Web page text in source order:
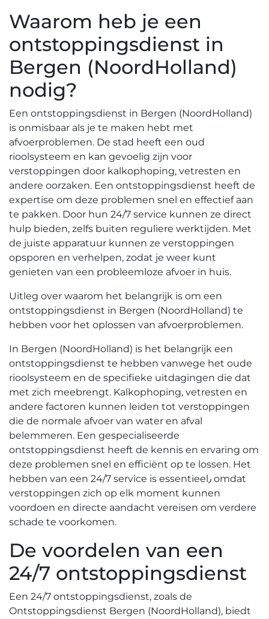
Waarom heb je een
ontstoppingsdienst in
Bergen (NoordHolland)
nodig?​
Een ontstoppingsdienst in Bergen (NoordHolland)
is onmisbaar als je te maken hebt met
afvoerproblemen. De stad heeft een oud
rioolsysteem en kan gevoelig zijn voor
verstoppingen door kalkophoping, vetresten en
andere oorzaken.​ Een ontstoppingsdienst heeft de
expertise om deze problemen snel en effectief aan
te pakken.​ Door hun 24/7 service kunnen ze direct
hulp bieden, zelfs buiten reguliere werktijden.​ Met
de juiste apparatuur kunnen ze verstoppingen
opsporen en verhelpen, zodat je weer kunt
genieten van een probleemloze afvoer in huis.​
Uitleg over waarom het belangrijk is om een
ontstoppingsdienst in Bergen (NoordHolland) te
hebben voor het oplossen van afvoerproblemen.
In Bergen (NoordHolland) is het belangrijk een
ontstoppingsdienst te hebben vanwege het oude
rioolsysteem en de specifieke uitdagingen die dat
met zich meebrengt.​ Kalkophoping, vetresten en
andere factoren kunnen leiden tot verstoppingen
die de normale afvoer van water en afval
belemmeren.​ Een gespecialiseerde
ontstoppingsdienst heeft de kennis en ervaring om
deze problemen snel en efficiënt op te lossen. Het
hebben van een 24/7 service is essentieel٫ omdat
verstoppingen zich op elk moment kunnen
voordoen en directe aandacht vereisen om verdere
schade te voorkomen.​
De voordelen van een
24/7 ontstoppingsdienst
Een 24/7 ontstoppingsdienst, zoals de
Ontstoppingsdienst Bergen (NoordHolland), biedt